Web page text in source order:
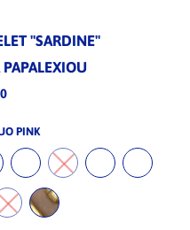
"SARDINE"
PINK